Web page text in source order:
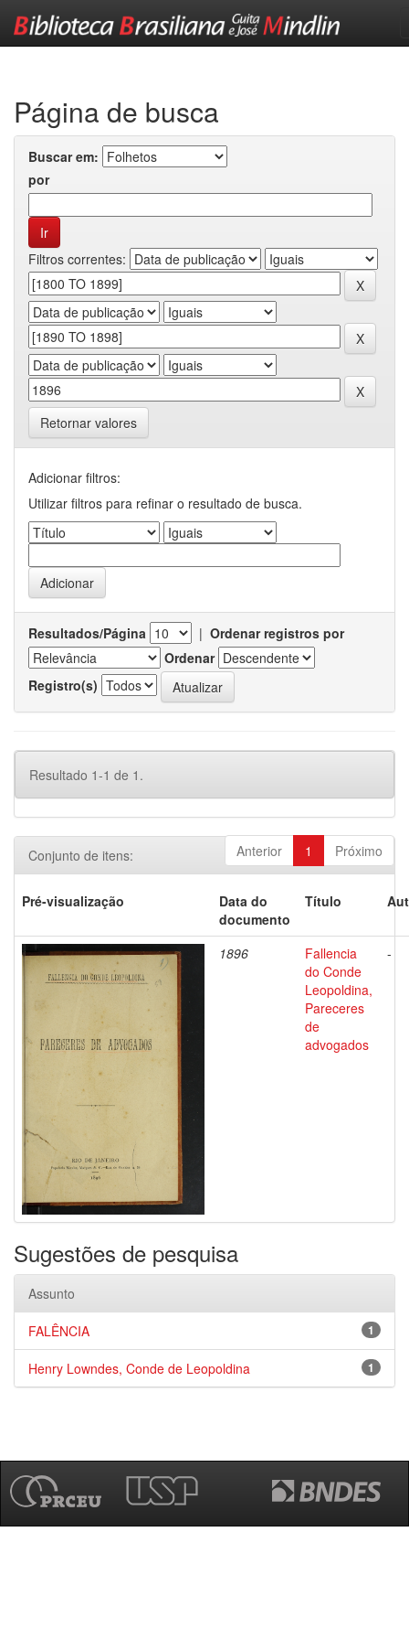
Página de busca
Buscar em:
por
Filtros correntes:
Retornar valores
Adicionar filtros:
Utilizar filtros para refinar o resultado de busca.
Resultados/Página | Ordenar registros por
Ordenar
Registro(s)
Resultado 1-1 de 1.
Anterior 1 Próximo
Conjunto de itens:
Pré-visualização
Data do
documento
Título
1896
Fallencia
do Conde
Leopoldina,
Pareceres
de
advogados
-
Sugestões de pesquisa
Assunto
1
FALÊNCIA
1
Henry Lowndes, Conde de Leopoldina